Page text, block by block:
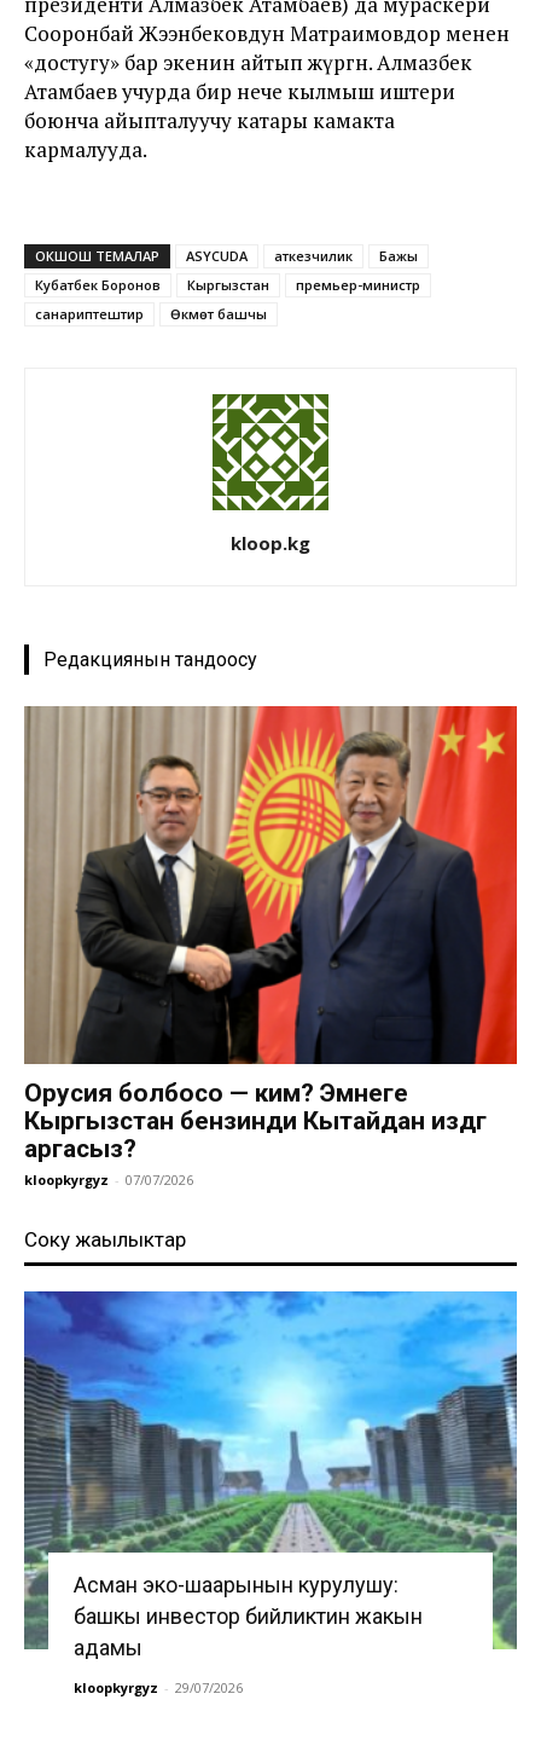
Сооронбай Жээнбековдун Матраимовдор менен
«достугу» бар экенин айтып жүргөн. Алмазбек
Атамбаев учурда бир нече кылмыш иштери
боюнча айыпталуучу катары камакта
кармалууда.
ОКШОШ ТЕМАЛАР ASYCUDA аткезчилик
Бажы
Кубатбек Боронов
Кыргызстан
премьер-министр
санариптештирүү
Өкмөт башчы
kloop.kg
Редакциянын тандоосу
Орусия болбосо — ким? Эмнеге
Кыргызстан бензинди Кытайдан издөөгө
аргасыз?
kloopkyrgyz - 07/07/2026
Соңку жаңылыктар
Асман эко-шаарынын курулушу:
башкы инвестор бийликтин жакын
адамы
kloopkyrgyz - 29/07/2026